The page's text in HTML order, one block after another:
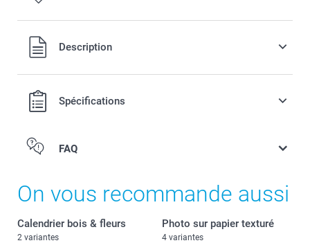
Tous les prix sont en EURO (€), TVA incluse et hors frais de
port.
Description
Spécifications
FAQ
On vous recommande aussi
Calendrier bois & fleurs
2 variantes
Photo sur papier texturé
4 variantes